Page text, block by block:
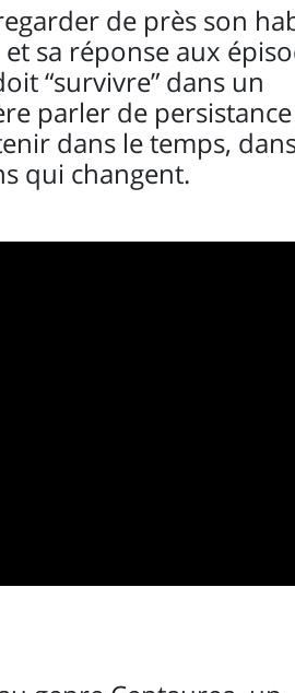
de près son
sa réponse aux
“survivre” dans un
parler de persistance
dans le temps,
qui changent.